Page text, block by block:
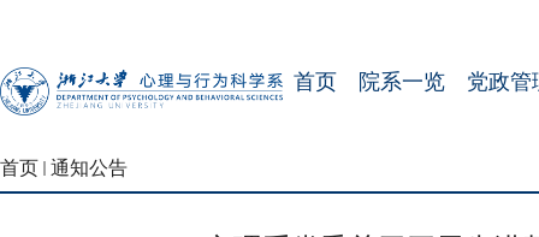
首页 院系一览 党政管
首页 通知公告